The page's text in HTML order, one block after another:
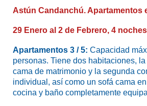
Astún Candanchú. Apartamentos
29 Enero al 2 de Febrero, 4
Apartamentos 3 / 5: Capacidad
personas. Tiene dos habitaciones,
cama de matrimonio y la segunda
individual, así como un sofá cama
cocina y baño completamente